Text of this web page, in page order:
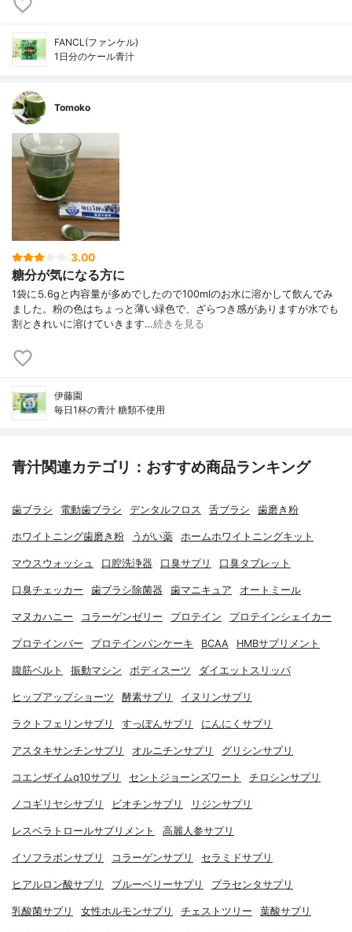
FANCL(ファンケル)
1日分のケール青汁
Tomoko
3.00
糖分が気になる方に
1袋に⒌6gと内容量が多めでしたので100mlのお水に溶かして飲んでみ
ました。粉の色はちょっと薄い緑色で、ざらつき感がありますが水でも
割ときれいに溶けていきます…続きを見る
伊藤園
毎日1杯の青汁 糖類不使用
青汁関連カテゴリ：おすすめ商品ランキング
歯ブラシ 電動歯ブラシ デンタルフロス 舌ブラシ 歯磨き粉
ホワイトニング歯磨き粉 うがい薬 ホームホワイトニングキット
マウスウォッシュ 口腔洗浄器 口臭サプリ 口臭タブレット
口臭チェッカー 歯ブラシ除菌器 歯マニキュア オートミール
マヌカハニー コラーゲンゼリー プロテイン プロテインシェイカー
プロテインバー プロテインパンケーキ BCAA HMBサプリメント
腹筋ベルト 振動マシン ボディスーツ ダイエットスリッパ
ヒップアップショーツ 酵素サプリ イヌリンサプリ
ラクトフェリンサプリ すっぽんサプリ にんにくサプリ
アスタキサンチンサプリ オルニチンサプリ グリシンサプリ
コエンザイムq10サプリ セントジョーンズワート チロシンサプリ
ノコギリヤシサプリ ビオチンサプリ リジンサプリ
レスベラトロールサプリメント 高麗人参サプリ
イソフラボンサプリ コラーゲンサプリ セラミドサプリ
ヒアルロン酸サプリ ブルーベリーサプリ プラセンタサプリ
乳酸菌サプリ 女性ホルモンサプリ チェストツリー 葉酸サプリ